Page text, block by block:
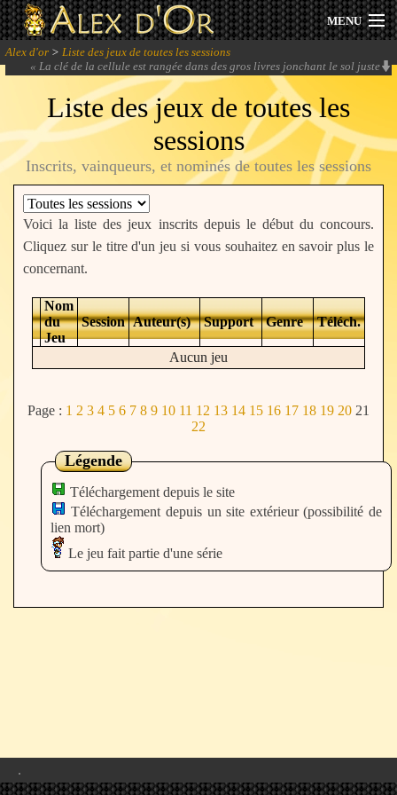
MENU
Actualités
Session 2026
Archives
Forum
Se connecter
Alex d'or > Liste des jeux de toutes les sessions
« La clé de la cellule est rangée dans des gros livres jonchant le sol juste
devant la cellule... Vraiment ? Les gardes oh, respectez-vous !
Liste des jeux de toutes les
sessions
Inscrits, vainqueurs, et nominés de toutes les sessions
Voici la liste des jeux inscrits depuis le début du concours.
Cliquez sur le titre d'un jeu si vous souhaitez en savoir plus le
concernant.
Nom
du
Jeu
Session Auteur(s) Support Genre Téléch.
Aucun jeu
Page : 1 2 3 4 5 6 7 8 9 10 11 12 13 14 15 16 17 18 19 20 21
22
Légende
Téléchargement depuis le site
Téléchargement depuis un site extérieur (possibilité de
lien mort)
Le jeu fait partie d'une série
.